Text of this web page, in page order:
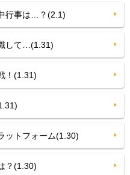
行事は…？(2.1)
して…(1.31)
！(1.31)
ットフォーム(1.30)
？(1.30)